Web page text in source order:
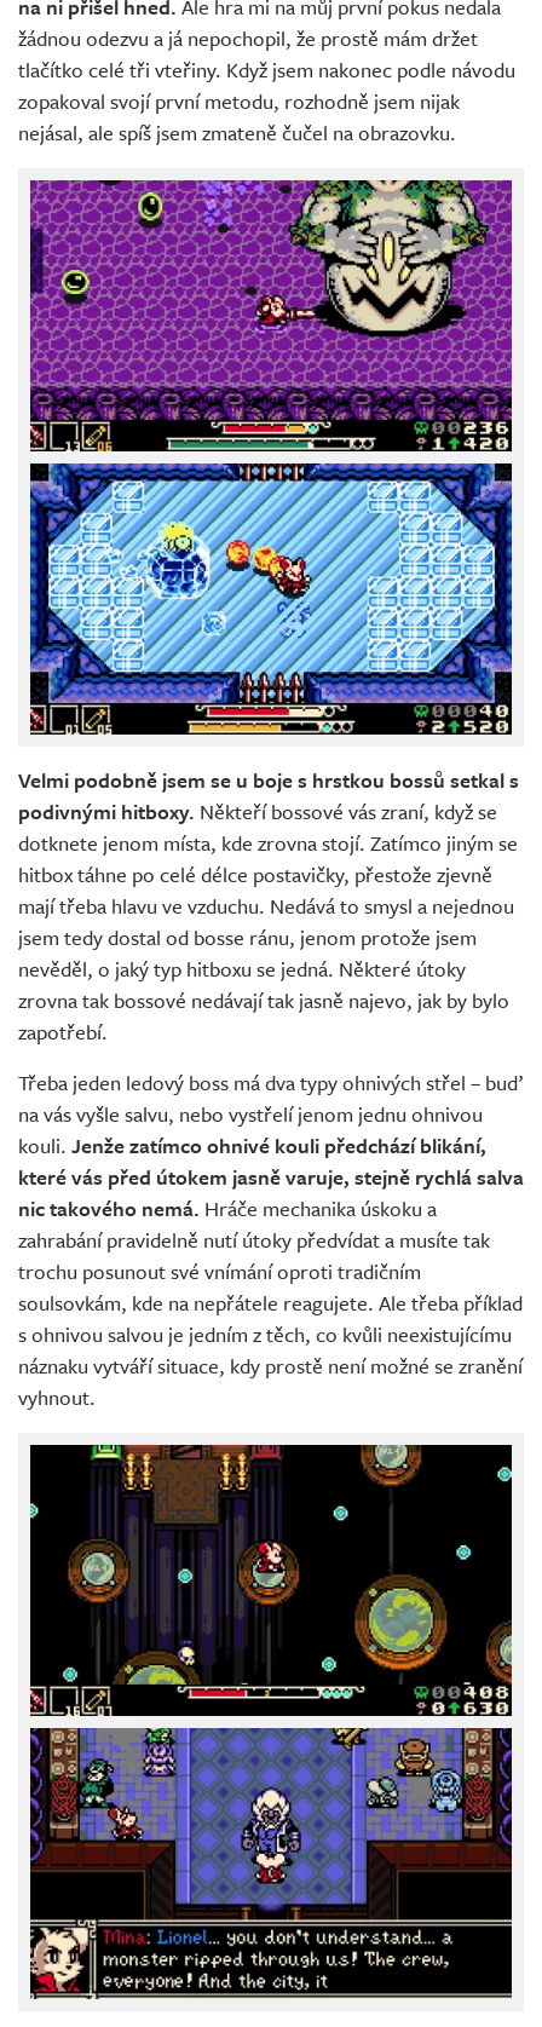
na ni přišel hned. Ale hra mi na můj první pokus nedala
žádnou odezvu a já nepochopil, že prostě mám držet
tlačítko celé tři vteřiny. Když jsem nakonec podle návodu
zopakoval svojí první metodu, rozhodně jsem nijak
nejásal, ale spíš jsem zmateně čučel na obrazovku.
Velmi podobně jsem se u boje s hrstkou bossů setkal s
podivnými hitboxy. Někteří bossové vás zraní, když se
dotknete jenom místa, kde zrovna stojí. Zatímco jiným se
hitbox táhne po celé délce postavičky, přestože zjevně
mají třeba hlavu ve vzduchu. Nedává to smysl a nejednou
jsem tedy dostal od bosse ránu, jenom protože jsem
nevěděl, o jaký typ hitboxu se jedná. Některé útoky
zrovna tak bossové nedávají tak jasně najevo, jak by bylo
zapotřebí.
Třeba jeden ledový boss má dva typy ohnivých střel – buď
na vás vyšle salvu, nebo vystřelí jenom jednu ohnivou
kouli. Jenže zatímco ohnivé kouli předchází blikání,
které vás před útokem jasně varuje, stejně rychlá salva
nic takového nemá. Hráče mechanika úskoku a
zahrabání pravidelně nutí útoky předvídat a musíte tak
trochu posunout své vnímání oproti tradičním
soulsovkám, kde na nepřátele reagujete. Ale třeba příklad
s ohnivou salvou je jedním z těch, co kvůli neexistujícímu
náznaku vytváří situace, kdy prostě není možné se zranění
vyhnout.